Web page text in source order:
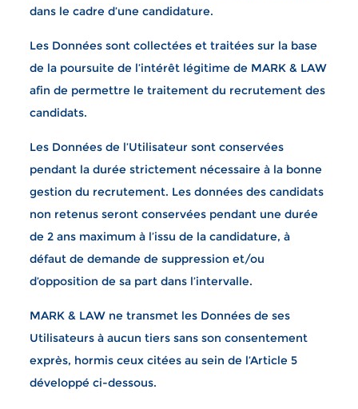
dans le cadre d’une candidature.
Les Données sont collectées et traitées sur la base
de la poursuite de l’intérêt légitime de MARK & LAW
afin de permettre le traitement du recrutement des
candidats.
Les Données de l’Utilisateur sont conservées
pendant la durée strictement nécessaire à la bonne
gestion du recrutement. Les données des candidats
non retenus seront conservées pendant une durée
de 2 ans maximum à l’issu de la candidature, à
défaut de demande de suppression et/ou
d’opposition de sa part dans l’intervalle.
MARK & LAW ne transmet les Données de ses
Utilisateurs à aucun tiers sans son consentement
exprès, hormis ceux citées au sein de l’Article 5
développé ci-dessous.